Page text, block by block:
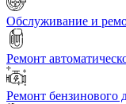
Обслуживание и
Ремонт
Ремонт бензинового